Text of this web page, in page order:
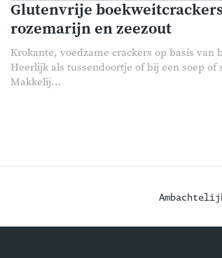
Glutenvrije
rozemarijn en zeezout
Krokante, voedzame crackers op basis van
Heerlijk als tussendoortje of bij een soep of
Makkelij...